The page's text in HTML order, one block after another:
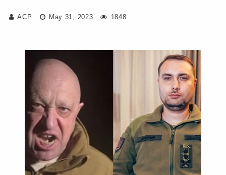
ACP May 31, 2023 1848